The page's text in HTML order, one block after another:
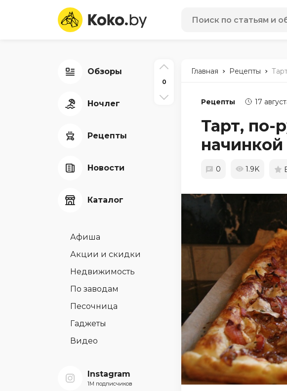
Обзоры
Ночлег
Рецепты
Новости
Каталог
Афиша
Акции и скидки
Недвижимость
По заводам
Песочница
Гаджеты
Видео
Instagram
1M подписчиков
0
Главная - Рецепты -
Рецепты 17
Тарт, по-
0 1.9K